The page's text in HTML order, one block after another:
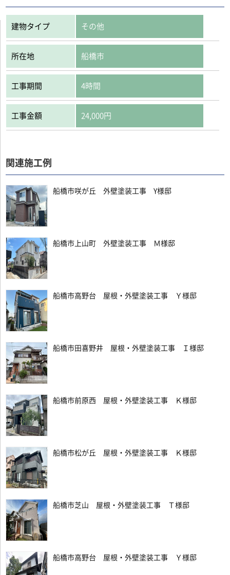
建物タイプ その他
所在地 船橋市
工事期間 4時間
工事金額 24,000円
関連施工例
船橋市咲が丘 外壁塗装工事 Y様邸
船橋市上山町 外壁塗装工事 Ｍ様邸
船橋市高野台 屋根・外壁塗装工事 Ｙ様邸
船橋市田喜野井 屋根・外壁塗装工事 Ｉ様邸
船橋市前原西 屋根・外壁塗装工事 Ｋ様邸
船橋市松が丘 屋根・外壁塗装工事 Ｋ様邸
船橋市芝山 屋根・外壁塗装工事 Ｔ様邸
船橋市高野台 屋根・外壁塗装工事 Ｙ様邸